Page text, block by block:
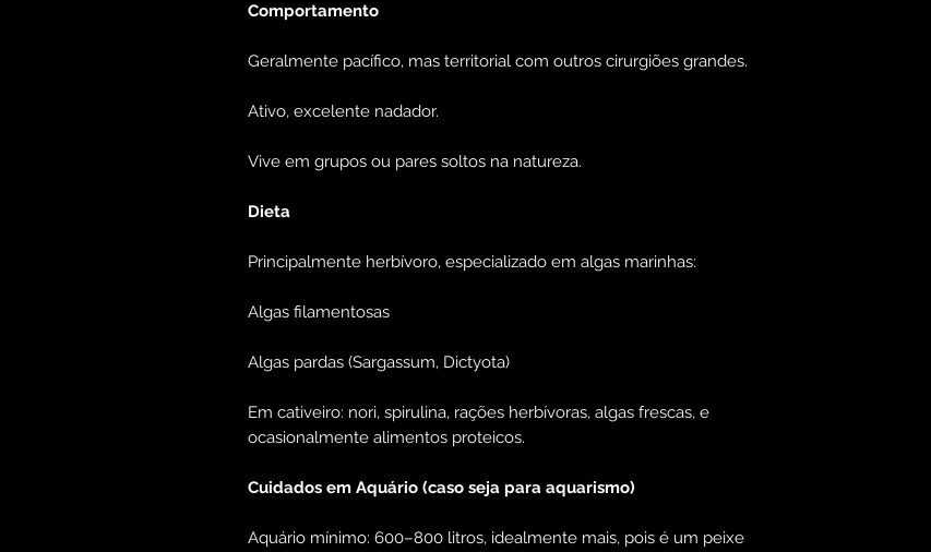
Comportamento
Geralmente pacífico, mas territorial com outros cirurgiões grandes.
Ativo, excelente nadador.
Vive em grupos ou pares soltos na natureza.
Dieta
Principalmente herbívoro, especializado em algas marinhas:
Algas filamentosas
Algas pardas (Sargassum, Dictyota)
Em cativeiro: nori, spirulina, rações herbívoras, algas frescas, e
ocasionalmente alimentos proteicos.
Cuidados em Aquário (caso seja para aquarismo)
Aquário mínimo: 600–800 litros, idealmente mais, pois é um peixe